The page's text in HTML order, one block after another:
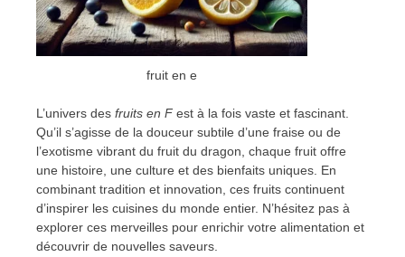
fruit en e
L’univers des fruits en F est à la fois vaste et fascinant.
Qu’il s’agisse de la douceur subtile d’une fraise ou de
l’exotisme vibrant du fruit du dragon, chaque fruit offre
une histoire, une culture et des bienfaits uniques. En
combinant tradition et innovation, ces fruits continuent
d’inspirer les cuisines du monde entier. N’hésitez pas à
explorer ces merveilles pour enrichir votre alimentation et
découvrir de nouvelles saveurs.